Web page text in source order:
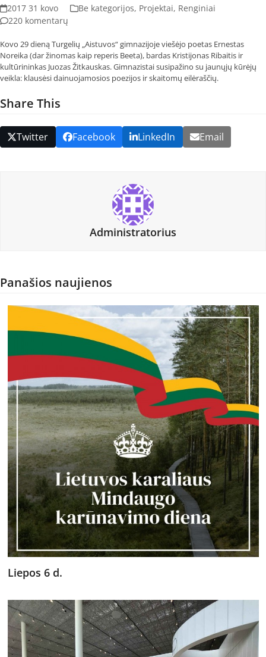
2017 31 kovo Be kategorijos, Projektai, Renginiai
220 komentarų
Kovo 29 dieną Turgelių „Aistuvos“ gimnazijoje viešėjo poetas Ernestas
Noreika (dar žinomas kaip reperis Beeta), bardas Kristijonas Ribaitis ir
kultūrininkas Juozas Žitkauskas. Gimnazistai susipažino su jaunųjų kūrėjų
veikla: klausėsi dainuojamosios poezijos ir skaitomų eilėraščių.
Share This
Twitter Facebook LinkedIn Email
Administratorius
Panašios naujienos
Liepos 6 d.